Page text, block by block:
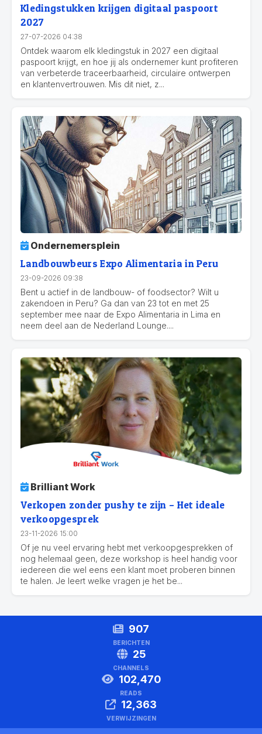
Kledingstukken krijgen digitaal paspoort
2027
27-07-2026 04:38
Ontdek waarom elk kledingstuk in 2027 een digitaal
paspoort krijgt, en hoe jij als ondernemer kunt profiteren
van verbeterde traceerbaarheid, circulaire ontwerpen
en klantenvertrouwen. Mis dit niet, z...
Ondernemersplein
Landbouwbeurs Expo Alimentaria in Peru
23-09-2026 09:38
Bent u actief in de landbouw- of foodsector? Wilt u
zakendoen in Peru? Ga dan van 23 tot en met 25
september mee naar de Expo Alimentaria in Lima en
neem deel aan de Nederland Lounge....
Brilliant Work
Verkopen zonder pushy te zijn – Het ideale
verkoopgesprek
23-11-2026 15:00
Of je nu veel ervaring hebt met verkoopgesprekken of
nog helemaal geen, deze workshop is heel handig voor
iedereen die wel eens een klant moet proberen binnen
te halen. Je leert welke vragen je het be...
907
BERICHTEN
25
CHANNELS
102,470
READS
12,363
VERWIJZINGEN